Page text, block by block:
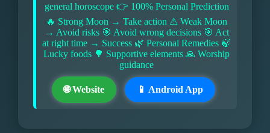
general horoscope 👉 100% Personal Prediction
🔥 Strong Moon → Take action ⚠ Weak Moon
→ Avoid risks 🎯 Avoid wrong decisions 🎯 Act
at right time → Success 🌿 Personal Remedies 🍃
Lucky foods 🌳 Supportive elements 🙏 Worship
guidance
🌐 Website 📱 Android App